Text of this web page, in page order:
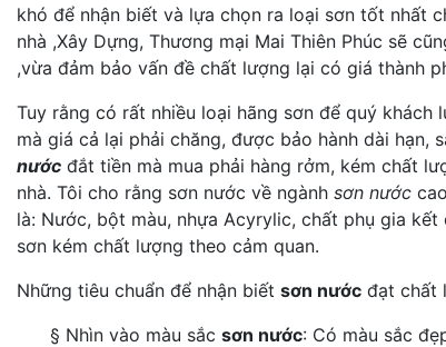
khó để nhận biết và lựa chọn ra loại sơn tốt nhất
nhà ,Xây Dựng, Thương mại Mai Thiên Phúc sẽ
,vừa đảm bảo vấn đề chất lượng lại có giá thành
Tuy rằng có rất nhiều loại hãng sơn để quý
mà giá cả lại phải chăng, được bảo hành dài hạn,
nước đắt tiền mà mua phải hàng rởm, kém chất
nhà. Tôi cho rằng sơn nước về ngành sơn nước
là: Nước, bột màu, nhựa Acyrylic, chất phụ gia
sơn kém chất lượng theo cảm quan.
Những tiêu chuẩn để nhận biết sơn nước đạt chất
§ Nhìn vào màu sắc sơn nước: Có màu sắc